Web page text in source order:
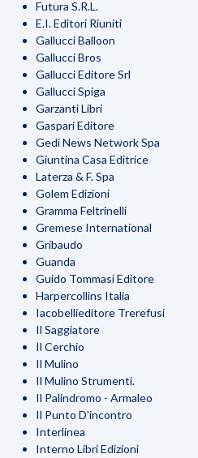
Futura S.R.L.
E.I. Editori Riuniti
Gallucci Balloon
Gallucci Bros
Gallucci Editore Srl
Gallucci Spiga
Garzanti Libri
Gaspari Editore
Gedi News Network Spa
Giuntina Casa Editrice
Laterza & F. Spa
Golem Edizioni
Gramma Feltrinelli
Gremese International
Gribaudo
Guanda
Guido Tommasi Editore
Harpercollins Italia
Iacobellieditore Trerefusi
Il Saggiatore
Il Cerchio
Il Mulino
Il Mulino Strumenti.
Il Palindromo - Armaleo
Il Punto D'incontro
Interlinea
Interno Libri Edizioni